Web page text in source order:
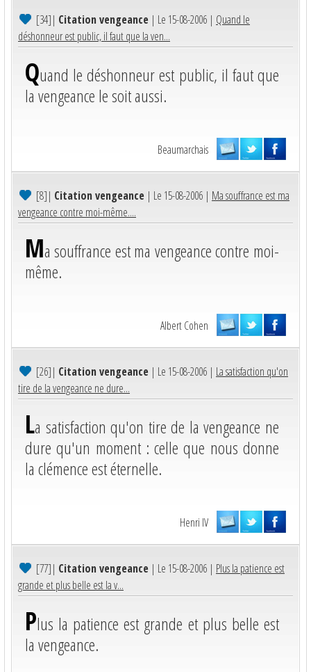
[34]| Citation vengeance | Le 15-08-2006 | Quand le
déshonneur est public, il faut que la ven...
Quand le déshonneur est public, il faut que
la vengeance le soit aussi.
Beaumarchais
[8]| Citation vengeance | Le 15-08-2006 | Ma souffrance est ma
vengeance contre moi-même....
Ma souffrance est ma vengeance contre moi-
même.
Albert Cohen
[26]| Citation vengeance | Le 15-08-2006 | La satisfaction qu'on
tire de la vengeance ne dure...
La satisfaction qu'on tire de la vengeance ne
dure qu'un moment : celle que nous donne
la clémence est éternelle.
Henri IV
[77]| Citation vengeance | Le 15-08-2006 | Plus la patience est
grande et plus belle est la v...
Plus la patience est grande et plus belle est
la vengeance.